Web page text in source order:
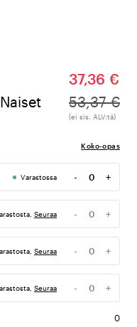
37,36 €
53,37 €
(ei sis. ALV:tä)
Koko-opas
Varastossa -
Määrä
+
Seuraa -
Määrä
+
Seuraa -
Määrä
+
Seuraa -
Määrä
+
0